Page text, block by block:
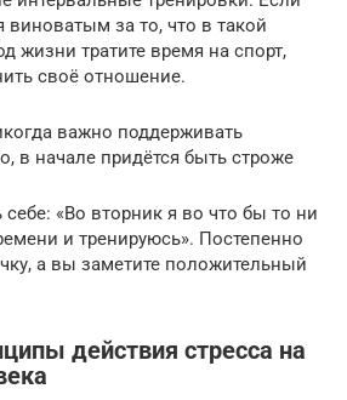
виноватым за то, что в такой
жизни тратите время на спорт,
своё отношение.
важно поддерживать
в начале придётся быть строже
«Во вторник я во что бы то ни
и тренируюсь». Постепенно
а вы заметите положительный
действия стресса на